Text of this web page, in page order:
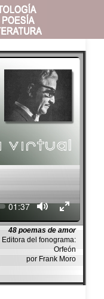
Current
01:37
48 poemas de amor
del fonograma:
Orfeón
por Frank Moro